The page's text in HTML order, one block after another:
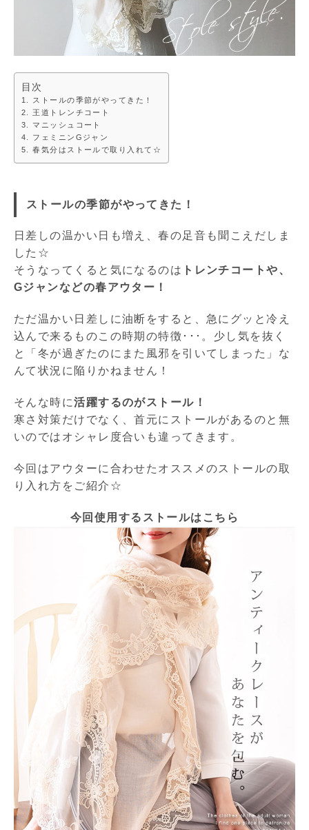
目次
ストールの季節がやってきた！
王道トレンチコート
マニッシュコート
フェミニンGジャン
春気分はストールで取り入れて☆
ストールの季節がやってきた！
日差しの温かい日も増え、春の足音も聞こえだしま
した☆
そうなってくると気になるのは トレンチコートや、
Gジャンなどの春アウター！
ただ温かい日差しに油断をすると、急にグッと冷え
込んで来るものこの時期の特徴･･･。少し気を抜く
と「冬が過ぎたのにまた風邪を引いてしまった」な
んて状況に陥りかねません！
そんな時に活躍するのがストール！
寒さ対策だけでなく、首元にストールがあるのと無
いのではオシャレ度合いも違ってきます。
今回はアウターに合わせたオススメのストールの取
り入れ方をご紹介☆
今回使用するストールはこちら